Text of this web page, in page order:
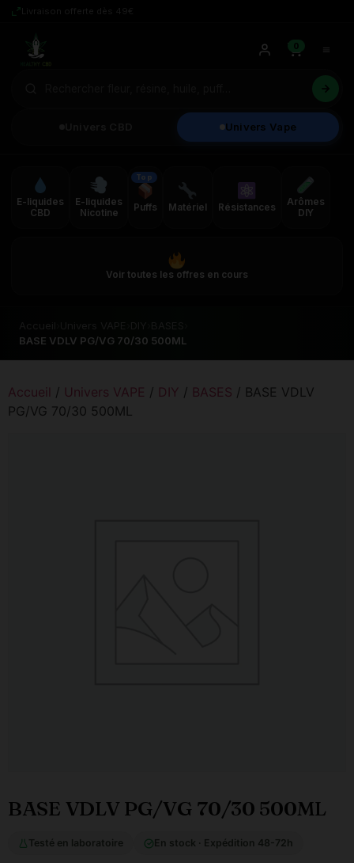
Univers Vape
0
E-liquides
CBD
E-liquides
Nicotine
Top
Puffs Matériel Résistances
Arômes
DIY
Voir toutes les offres en cours
BASE VDLV PG/VG 70/30 500ML
Accueil / Univers VAPE / DIY / BASES / BASE VDLV
PG/VG 70/30 500ML
BASE VDLV PG/VG 70/30 500ML
Testé en laboratoire En stock · Expédition 48-72h